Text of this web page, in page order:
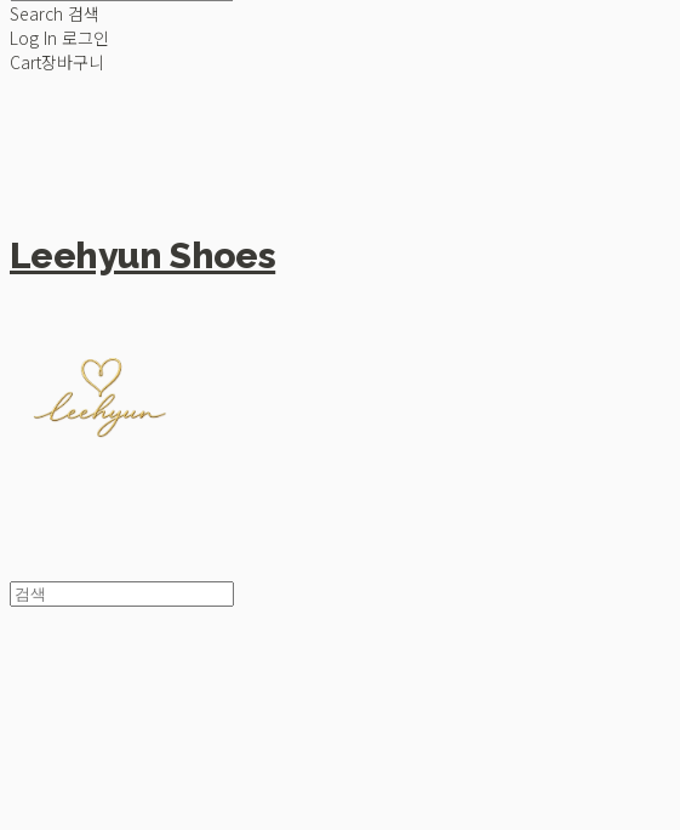
Search 검색
Log In 로그인
Cart장바구니
Leehyun Shoes